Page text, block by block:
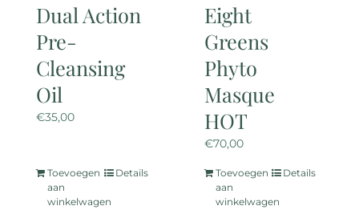
productpagina
Dual Action
Pre-
Cleansing
Oil
€35,00
Toevoegen
aan
winkelwagen
Details
Eight
Greens
Phyto
Masque
HOT
€70,00
Toevoegen
aan
winkelwagen
Details